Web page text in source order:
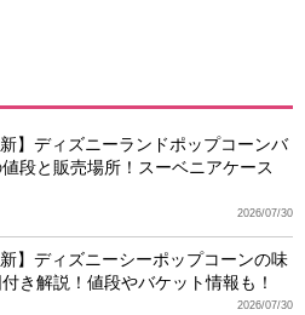
新】ディズニーランドポップコーンバ
段と販売場所！スーベニアケース
2026/07/30
新】ディズニーシーポップコーンの味
き解説！値段やバケット情報も！
2026/07/30